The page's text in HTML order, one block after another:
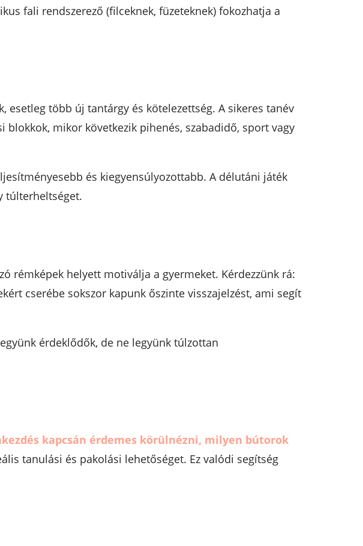
fali rendszerező (filceknek, füzeteknek) fokozhatja a
több új tantárgy és kötelezettség. A sikeres tanév
mikor következik pihenés, szabadidő, sport vagy
és kiegyensúlyozottabb. A délutáni játék
túlterheltséget.
rémképek helyett motiválja a gyermeket. Kérdezzünk rá:
cserébe sokszor kapunk őszinte visszajelzést, ami segít
érdeklődők, de ne legyünk túlzottan
kapcsán érdemes körülnézni, milyen bútorok
tanulási és pakolási lehetőséget. Ez valódi segítség